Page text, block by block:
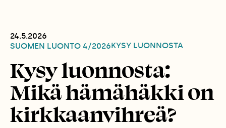
24.5.2026
SUOMEN LUONTO 4/2026KYSY LUONNOSTA
Kysy luonnosta:
Mikä hämähäkki on
kirkkaanvihreä?